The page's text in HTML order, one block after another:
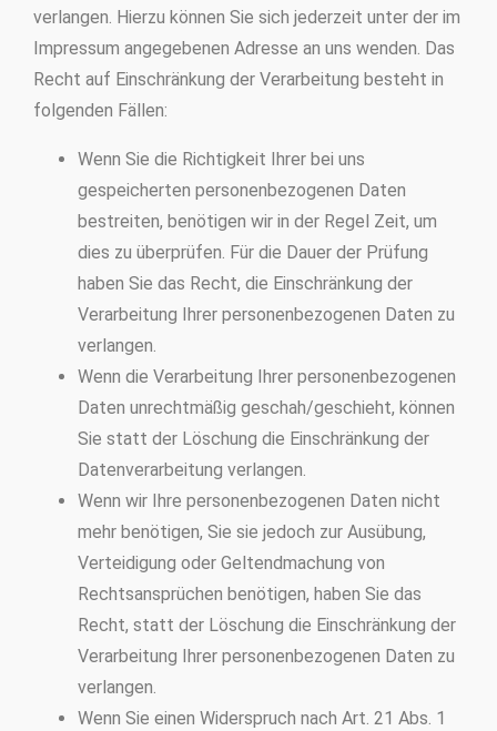
verlangen. Hierzu können Sie sich jederzeit unter der im
Impressum angegebenen Adresse an uns wenden. Das
Recht auf Einschränkung der Verarbeitung besteht in
folgenden Fällen:
Wenn Sie die Richtigkeit Ihrer bei uns
gespeicherten personenbezogenen Daten
bestreiten, benötigen wir in der Regel Zeit, um
dies zu überprüfen. Für die Dauer der Prüfung
haben Sie das Recht, die Einschränkung der
Verarbeitung Ihrer personenbezogenen Daten zu
verlangen.
Wenn die Verarbeitung Ihrer personenbezogenen
Daten unrechtmäßig geschah/geschieht, können
Sie statt der Löschung die Einschränkung der
Datenverarbeitung verlangen.
Wenn wir Ihre personenbezogenen Daten nicht
mehr benötigen, Sie sie jedoch zur Ausübung,
Verteidigung oder Geltendmachung von
Rechtsansprüchen benötigen, haben Sie das
Recht, statt der Löschung die Einschränkung der
Verarbeitung Ihrer personenbezogenen Daten zu
verlangen.
Wenn Sie einen Widerspruch nach Art. 21 Abs. 1